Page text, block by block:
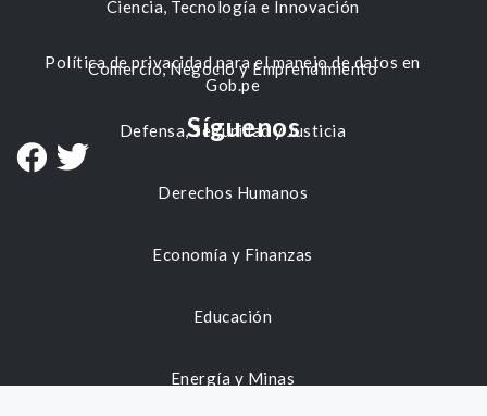
Ciencia, Tecnología e Innovación
Comercio, Negocio y Emprendimiento
Defensa, Seguridad y Justicia
Derechos Humanos
Economía y Finanzas
Educación
Energía y Minas
Política de privacidad para el manejo de datos en
Gob.pe
Síguenos